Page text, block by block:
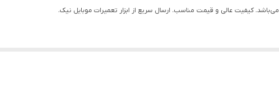
می‌باشد. کیفیت عالی و قیمت مناسب. ارسال سریع از ابزار تعمیرات موبایل نیک.